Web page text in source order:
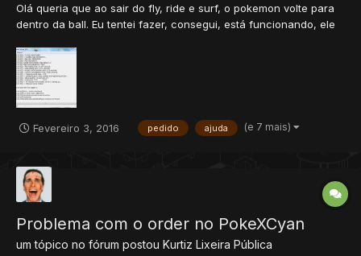
Olá queria que ao sair do fly, ride e surf, o pokemon volte para
dentro da ball. Eu tentei fazer, consegui, está funcionando, ele
atualiza a cd bar, o único problema é que está dando um erro
na distro quando saio do fly,ride ou surf...
Fevereiro 3, 2016 pedido ajuda (e 7 mais)
Problema com o order no PokeXCyan
um tópico no fórum postou Kurtiz Lixeira Pública